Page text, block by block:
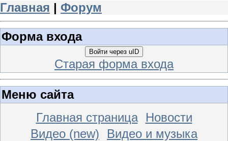
Главная | Форум
Форма входа
Войти через uID
Старая форма входа
Меню сайта
Главная страница
Новости
Видео (new)
Видео и музыка